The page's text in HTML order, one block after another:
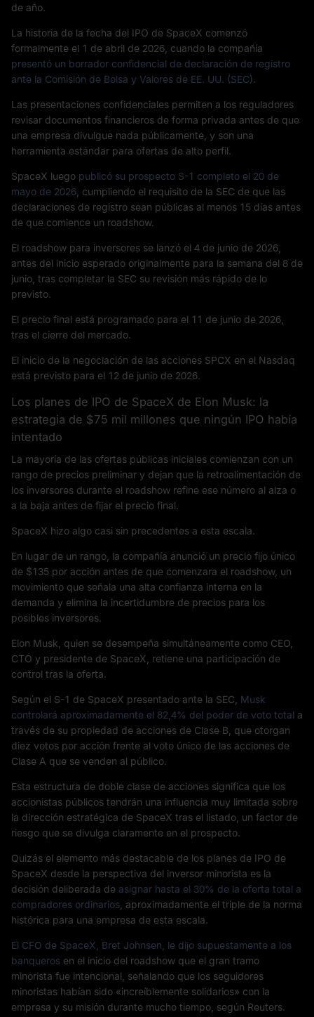
de año.
La historia de la fecha del IPO de SpaceX comenzó
formalmente el 1 de abril de 2026, cuando la compañía
presentó un borrador confidencial de declaración de registro
ante la Comisión de Bolsa y Valores de EE. UU. (SEC).
Las presentaciones confidenciales permiten a los reguladores
revisar documentos financieros de forma privada antes de que
una empresa divulgue nada públicamente, y son una
herramienta estándar para ofertas de alto perfil.
SpaceX luego publicó su prospecto S-1 completo el 20 de
mayo de 2026 , cumpliendo el requisito de la SEC de que las
declaraciones de registro sean públicas al menos 15 días antes
de que comience un roadshow.
El roadshow para inversores se lanzó el 4 de junio de 2026,
antes del inicio esperado originalmente para la semana del 8 de
junio, tras completar la SEC su revisión más rápido de lo
previsto.
El precio final está programado para el 11 de junio de 2026,
tras el cierre del mercado.
El inicio de la negociación de las acciones SPCX en el Nasdaq
está previsto para el 12 de junio de 2026.
Los planes de IPO de SpaceX de Elon Musk: la
estrategia de $75 mil millones que ningún IPO había
intentado
La mayoría de las ofertas públicas iniciales comienzan con un
rango de precios preliminar y dejan que la retroalimentación de
los inversores durante el roadshow refine ese número al alza o
a la baja antes de fijar el precio final.
SpaceX hizo algo casi sin precedentes a esta escala.
En lugar de un rango, la compañía anunció un precio fijo único
de $135 por acción antes de que comenzara el roadshow, un
movimiento que señala una alta confianza interna en la
demanda y elimina la incertidumbre de precios para los
posibles inversores.
Elon Musk, quien se desempeña simultáneamente como CEO,
CTO y presidente de SpaceX, retiene una participación de
control tras la oferta.
Según el S-1 de SpaceX presentado ante la SEC, Musk
controlará aproximadamente el 82,4% del poder de voto total a
través de su propiedad de acciones de Clase B, que otorgan
diez votos por acción frente al voto único de las acciones de
Clase A que se venden al público.
Esta estructura de doble clase de acciones significa que los
accionistas públicos tendrán una influencia muy limitada sobre
la dirección estratégica de SpaceX tras el listado, un factor de
riesgo que se divulga claramente en el prospecto.
Quizás el elemento más destacable de los planes de IPO de
SpaceX desde la perspectiva del inversor minorista es la
decisión deliberada de asignar hasta el 30% de la oferta total a
compradores ordinarios , aproximadamente el triple de la norma
histórica para una empresa de esta escala.
El CFO de SpaceX, Bret Johnsen, le dijo supuestamente a los
banqueros en el inicio del roadshow que el gran tramo
minorista fue intencional, señalando que los seguidores
minoristas habían sido «increíblemente solidarios» con la
empresa y su misión durante mucho tiempo, según Reuters.